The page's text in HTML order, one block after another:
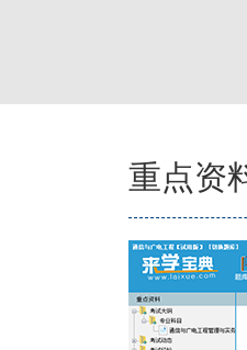
重点资